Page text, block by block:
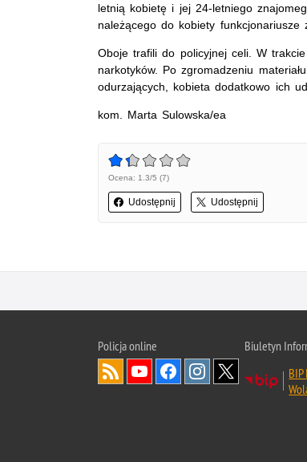
letnią kobietę i jej 24-letniego
należącego do kobiety
Oboje trafili do policyjnej celi. W
narkotyków. Po zgromadzeniu
odurzających, kobieta dodatkowo ich
kom. Marta Sulowska/ea
Ocena: 1.3/5 (7)
Udostępnij Udostępnij
Policja online
Biuletyn
BIP